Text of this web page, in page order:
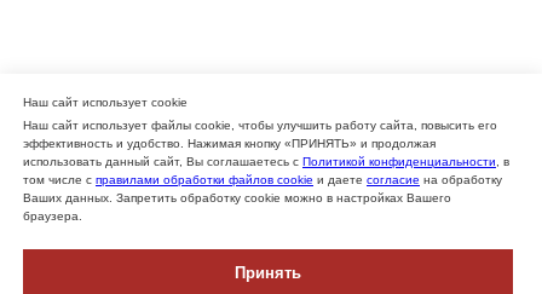
Наш сайт использует cookie
Наш сайт использует файлы cookie, чтобы улучшить работу сайта, повысить его
эффективность и удобство. Нажимая кнопку «ПРИНЯТЬ» и продолжая
использовать данный сайт, Вы соглашаетесь с Политикой конфиденциальности, в
том числе с правилами обработки файлов cookie и даете согласие на обработку
Ваших данных. Запретить обработку cookie можно в настройках Вашего
браузера.
Принять